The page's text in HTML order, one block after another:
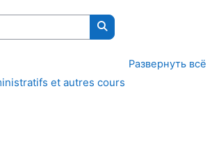
Поиск курса
Развернуть всё
et autres cours